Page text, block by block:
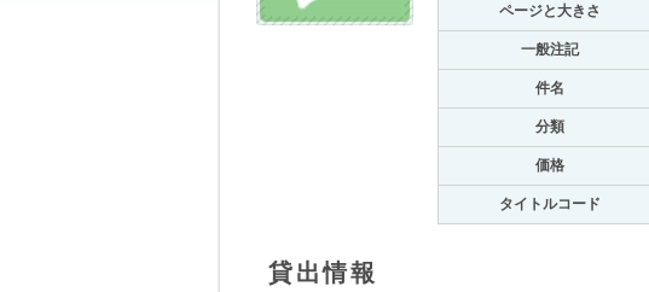
ページと大きさ
一般注記
件名
分類
価格
タイトルコード
貸出情報